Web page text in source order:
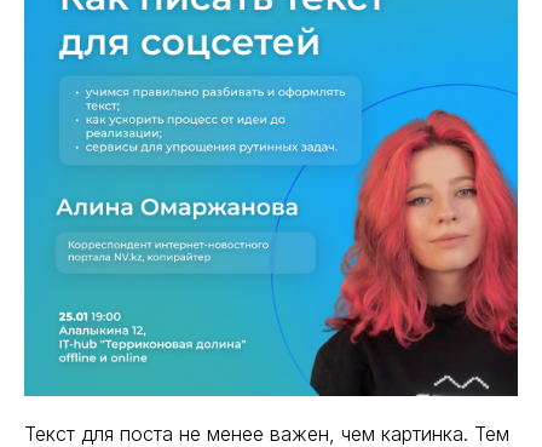
Текст для поста не менее важен, чем картинка. Тем